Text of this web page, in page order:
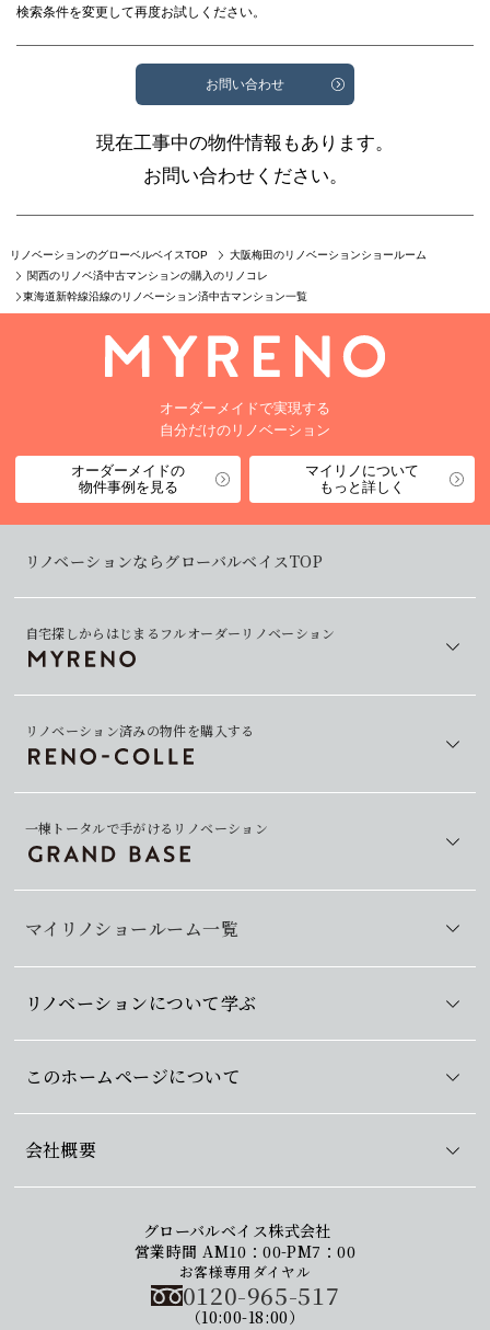
検索条件を変更して再度お試しください。
お問い合わせ
現在工事中の物件情報もあります。
お問い合わせください。
リノベーションのグローベルベイスTOP
大阪梅田のリノベーションショールーム
関西のリノベ済中古マンションの購入のリノコレ
東海道新幹線沿線のリノベーション済中古マンション一覧
オーダーメイドで実現する
自分だけのリノベーション
オーダーメイドの
物件事例を見る
マイリノについて
もっと詳しく
リノベーションならグローバルベイスTOP
自宅探しからはじまるフルオーダーリノベーション
マイリノショールーム一覧
リノベーション済みの物件を購入する
一棟トータルで手がけるリノベーション
リノベーションについて学ぶ
このホームページについて
会社概要
グローバルベイス株式会社
営業時間 AM10：00-PM7：00
お客様専用ダイヤル
0120-965-517
（10:00-18:00）